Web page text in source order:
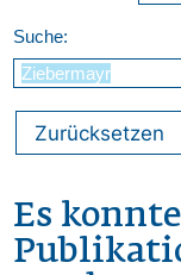
Suche:
Zurücksetzen
Es